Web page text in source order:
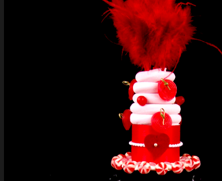
Votre panier est vide.
Retour à la boutique